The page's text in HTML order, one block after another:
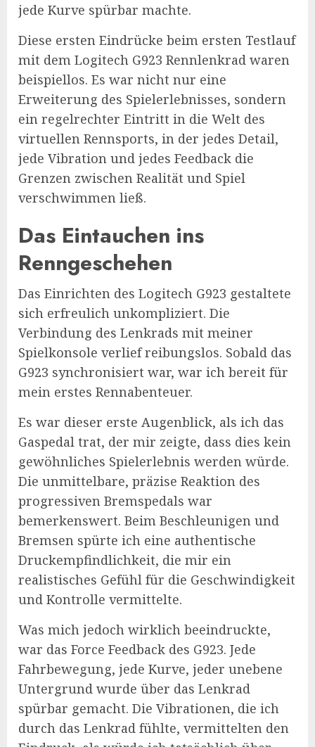
jede Kurve spürbar machte.
Diese ersten Eindrücke beim ersten Testlauf
mit dem Logitech G923 Rennlenkrad waren
beispiellos. Es war nicht nur eine
Erweiterung des Spielerlebnisses, sondern
ein regelrechter Eintritt in die Welt des
virtuellen Rennsports, in der jedes Detail,
jede Vibration und jedes Feedback die
Grenzen zwischen Realität und Spiel
verschwimmen ließ.
Das Eintauchen ins
Renngeschehen
Das Einrichten des Logitech G923 gestaltete
sich erfreulich unkompliziert. Die
Verbindung des Lenkrads mit meiner
Spielkonsole verlief reibungslos. Sobald das
G923 synchronisiert war, war ich bereit für
mein erstes Rennabenteuer.
Es war dieser erste Augenblick, als ich das
Gaspedal trat, der mir zeigte, dass dies kein
gewöhnliches Spielerlebnis werden würde.
Die unmittelbare, präzise Reaktion des
progressiven Bremspedals war
bemerkenswert. Beim Beschleunigen und
Bremsen spürte ich eine authentische
Druckempfindlichkeit, die mir ein
realistisches Gefühl für die Geschwindigkeit
und Kontrolle vermittelte.
Was mich jedoch wirklich beeindruckte,
war das Force Feedback des G923. Jede
Fahrbewegung, jede Kurve, jeder unebene
Untergrund wurde über das Lenkrad
spürbar gemacht. Die Vibrationen, die ich
durch das Lenkrad fühlte, vermittelten den